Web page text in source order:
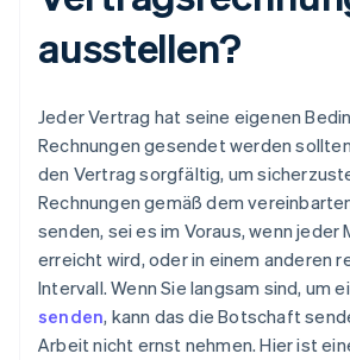
ausstellen?
Jeder Vertrag hat seine eigenen
Rechnungen gesendet werden
den Vertrag sorgfältig, um
Rechnungen gemäß dem
senden, sei es im Voraus, wenn jeder
erreicht wird, oder in einem anderen
Intervall. Wenn Sie langsam sind, um
senden, kann das die Botschaft
Arbeit nicht ernst nehmen. Hier ist